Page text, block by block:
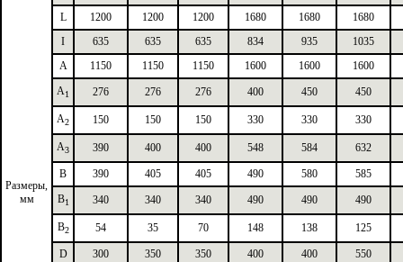
Размеры,
мм
L 1200 1200 1200 1680 1680
1680
I
635 635 635 834 935
1035
А
1150 1150 1150 1600 1600
1600
А1 276 276 276 400 450 450
А2 150 150 150 330 330 330
А3 390 400 400 548 584 632
B 390 405 405 490 580
585
B1 340 340 340 490 490 490
B2 54 35 70 148 138 125
D 300 350 350 400 400
550